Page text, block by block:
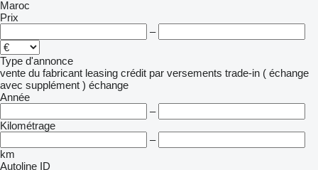
Maroc
Prix
–
Type d'annonce
vente du fabricant leasing crédit par versements trade-in ( échange
avec supplément ) échange
Année
–
Kilométrage
–
km
Autoline ID